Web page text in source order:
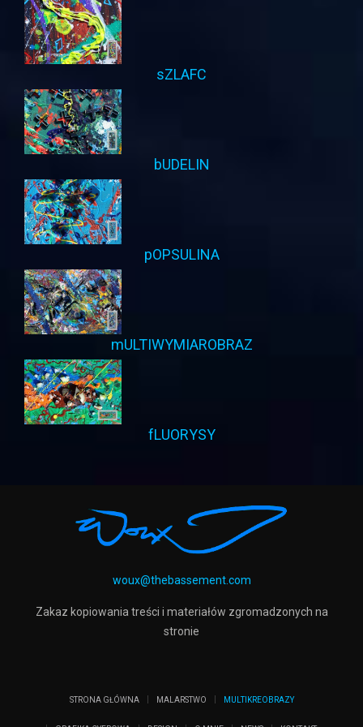
sZLAFC
bUDELIN
pOPSULINA
mULTIWYMIAROBRAZ
fLUORYSY
woux@thebassement.com
Zakaz kopiowania treści i materiałów zgromadzonych na
stronie
STRONA GŁÓWNA MALARSTWO MULTIKREOBRAZY